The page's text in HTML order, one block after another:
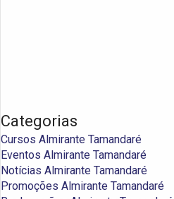
Categorias
Cursos Almirante Tamandaré
Eventos Almirante Tamandaré
Notícias Almirante Tamandaré
Promoções Almirante Tamandaré